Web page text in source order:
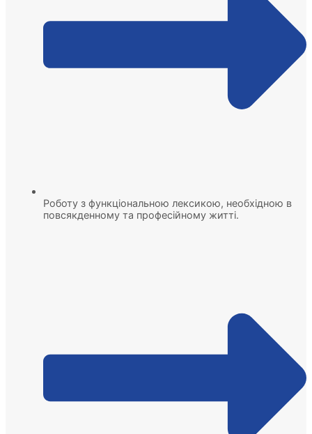
Роботу з функціональною лексикою, необхідною в
повсякденному та професійному житті.